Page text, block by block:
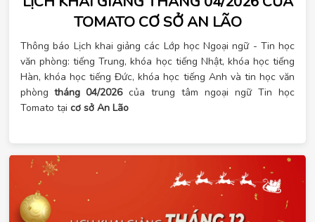
TOMATO CƠ SỞ AN LÃO
Thông báo Lịch khai giảng các Lớp học Ngoại ngữ - Tin học
văn phòng: tiếng Trung, khóa học tiếng Nhật, khóa học tiếng
Hàn, khóa học tiếng Đức, khóa học tiếng Anh và tin học văn
phòng tháng 04/2026của trung tâm ngoại ngữ Tin học
Tomato tại cơ sở An Lão